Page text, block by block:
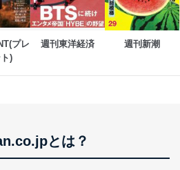
その業務に必要な範囲で委託・提
開示することがあります。
具体的には以下のような企業です
せん。
ーサポート支援会社 、クレジッ
「開示」「訂正」等の請求につ
プレ
)
週刊東洋経済 週刊新潮
とは？